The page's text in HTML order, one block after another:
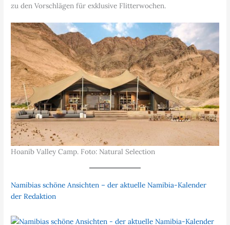
zu den Vorschlägen für exklusive Flitterwochen.
Hoanib Valley Camp. Foto: Natural Selection
Namibias schöne Ansichten – der aktuelle Namibia-Kalender
der Redaktion